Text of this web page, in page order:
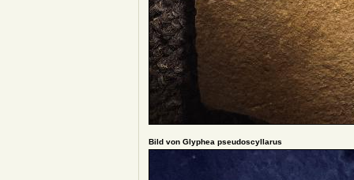
Bild von Glyphea pseudoscyllarus